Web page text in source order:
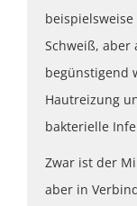
beispielsweise
Schweiß, aber
begünstigend
Hautreizung
bakterielle
Zwar ist der
aber in